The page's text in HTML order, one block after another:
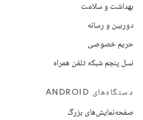
بهداشت و سلامت
دوربین و رسانه
حریم خصوصی
نسل پنجم شبکه تلفن همراه
دستگاه‌های ANDROID
صفحه‌نمایش‌های بزرگ